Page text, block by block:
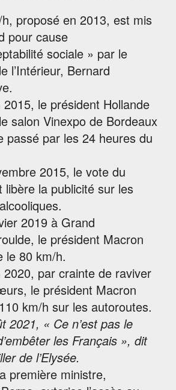
proposé en 2013, est mis
pour cause
sociale » par le
l’Intérieur, Bernard
2015, le président Hollande
salon Vinexpo de Bordeaux
passé par les 24 heures du
2015, le vote du
libère la publicité sur les
2019 à Grand
le président Macron
le 80 km/h.
2020, par crainte de raviver
le président Macron
km/h sur les autoroutes.
2021, « Ce n’est pas le
les Français », dit
de l’Elysée.
première ministre,